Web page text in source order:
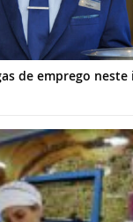
de emprego